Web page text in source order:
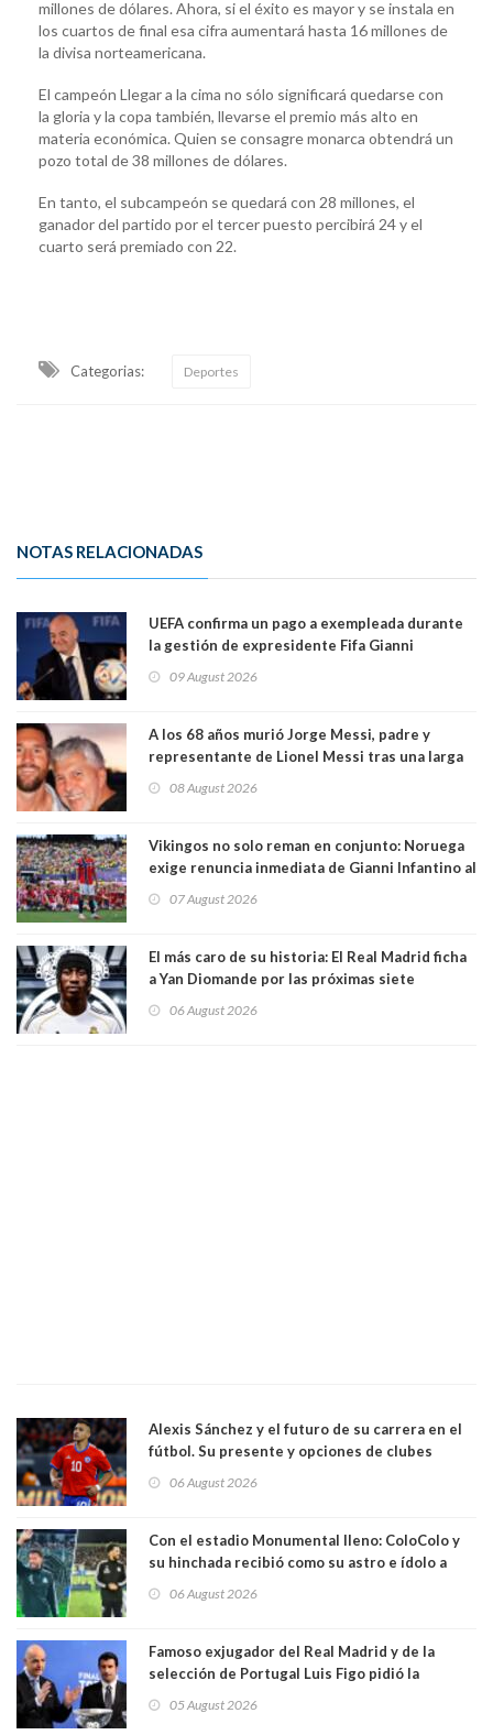
millones de dólares. Ahora, si el éxito es mayor y se instala en
los cuartos de final esa cifra aumentará hasta 16 millones de
la divisa norteamericana.
El campeón Llegar a la cima no sólo significará quedarse con
la gloria y la copa también, llevarse el premio más alto en
materia económica. Quien se consagre monarca obtendrá un
pozo total de 38 millones de dólares.
En tanto, el subcampeón se quedará con 28 millones, el
ganador del partido por el tercer puesto percibirá 24 y el
cuarto será premiado con 22.
Categorias: Deportes
NOTAS RELACIONADAS
UEFA confirma un pago a exempleada durante
la gestión de expresidente Fifa Gianni
relación sentimental
09 August 2026
A los 68 años murió Jorge Messi, padre y
representante de Lionel Messi tras una larga
08 August 2026
Vikingos no solo reman en conjunto: Noruega
exige renuncia inmediata de Gianni Infantino al
07 August 2026
El más caro de su historia: El Real Madrid ficha
a Yan Diomande por las próximas siete
06 August 2026
Alexis Sánchez y el futuro de su carrera en el
fútbol. Su presente y opciones de clubes
06 August 2026
Con el estadio Monumental lleno: ColoColo y
su hinchada recibió como su astro e ídolo a
06 August 2026
Famoso exjugador del Real Madrid y de la
selección de Portugal Luis Figo pidió la
comportamiento más bajo y cobarde que he
05 August 2026